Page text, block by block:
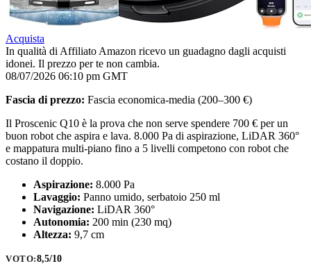
Acquista
In qualità di Affiliato Amazon ricevo un guadagno dagli acquisti
idonei. Il prezzo per te non cambia.
08/07/2026 06:10 pm GMT
Fascia di prezzo: Fascia economica-media (200–300 €)
Il Proscenic Q10 è la prova che non serve spendere 700 € per un
buon robot che aspira e lava. 8.000 Pa di aspirazione, LiDAR 360°
e mappatura multi-piano fino a 5 livelli competono con robot che
costano il doppio.
Aspirazione: 8.000 Pa
Lavaggio: Panno umido, serbatoio 250 ml
Navigazione: LiDAR 360°
Autonomia: 200 min (230 mq)
Altezza: 9,7 cm
VOTO:8,5/10